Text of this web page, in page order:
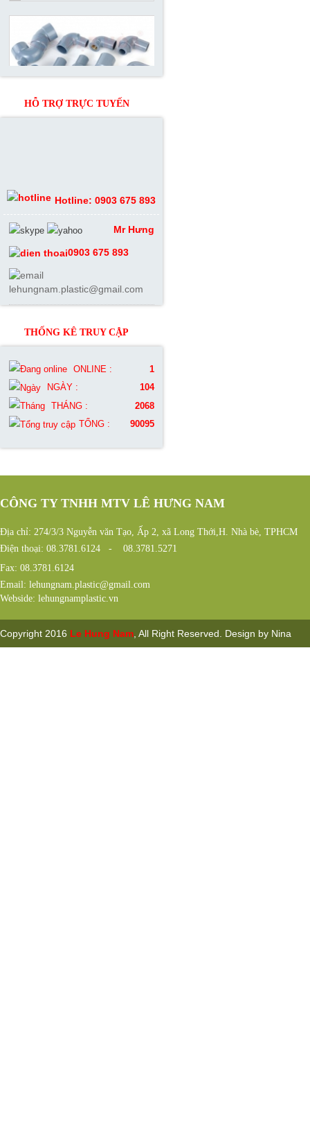
HỖ TRỢ TRỰC TUYẾN
Hotline: 0903 675 893
Mr Hưng
0903 675 893
lehungnam.plastic@gmail.com
THỐNG KÊ TRUY CẬP
ONLINE :
1
NGÀY :
104
THÁNG :
2068
TỔNG :
90095
CÔNG TY TNHH MTV LÊ HƯNG NAM
Địa chỉ: 274/3/3 Nguyễn văn Tạo, Ấp 2, xã Long Thới,H. Nhà bè, TPHCM
Điện thoại: 08.3781.6124 - 08.3781.5271
Fax: 08.3781.6124
Email: lehungnam.plastic@gmail.com
Webside: lehungnamplastic.vn
Copyright 2016 Le Hung Nam, All Right Reserved. Design by Nina